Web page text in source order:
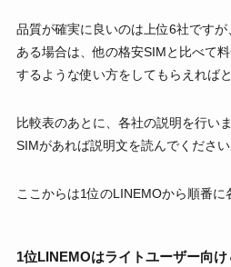
品質が確実に良いのは上位6社です
ある場合は、他の格安SIMと比べて
するような使い方をしてもらえればと
比較表のあとに、各社の説明を行い
SIMがあれば説明文を読んでください
ここからは1位のLINEMOから順番に
1位LINEMOはライトユーザー向け